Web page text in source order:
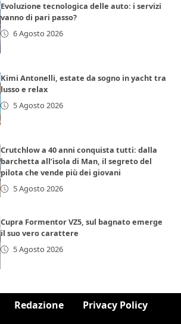
Evoluzione tecnologica delle auto: i servizi
vanno di pari passo?
6 Agosto 2026
Kimi Antonelli, estate da sogno in yacht tra
lusso e relax
5 Agosto 2026
Crutchlow a 40 anni conquista tutti: dalla
barchetta all’isola di Man, il segreto del
pilota che vende più dei giovani
5 Agosto 2026
Cupra Formentor VZ5, sul bagnato emerge
il suo vero carattere
5 Agosto 2026
Redazione
Privacy Policy